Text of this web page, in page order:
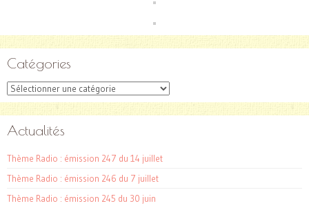
Catégories
Catégories
Actualités
Thème Radio : émission 247 du 14 juillet
Thème Radio : émission 246 du 7 juillet
Thème Radio : émission 245 du 30 juin